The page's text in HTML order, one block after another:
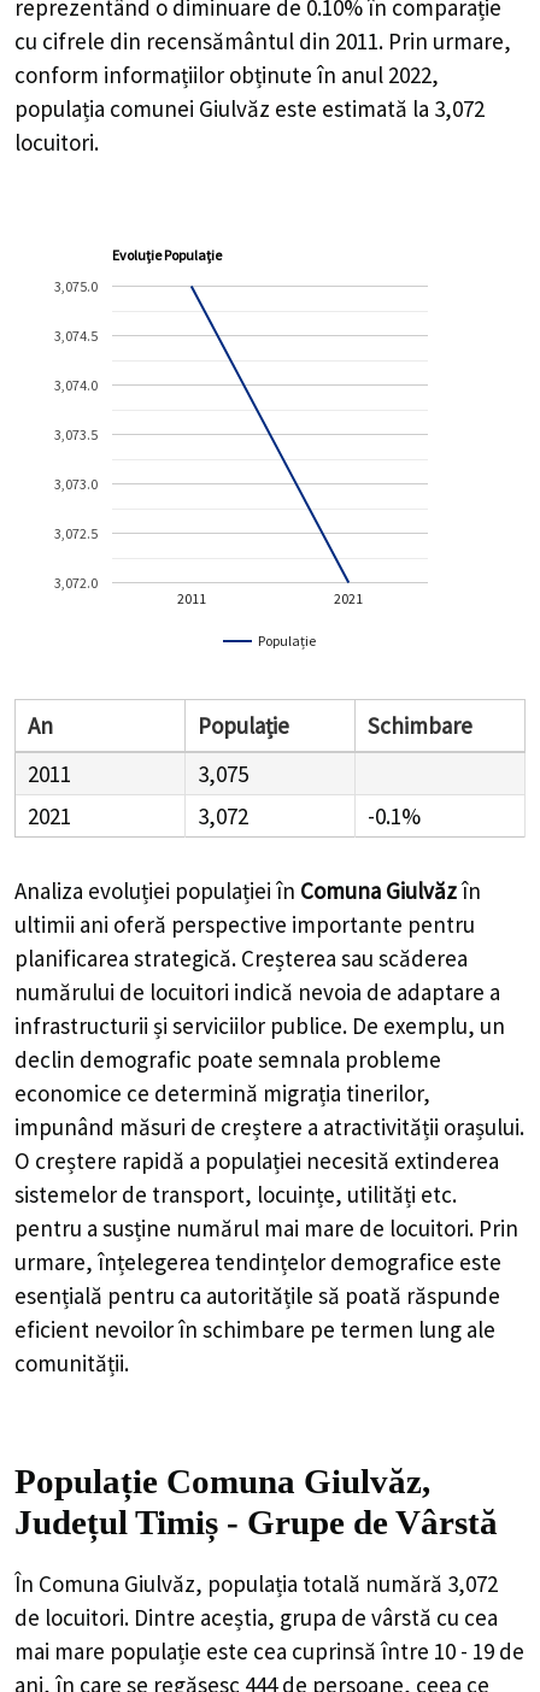
reprezentând o diminuare de 0.10%în comparație
cu cifrele din recensământul din 2011. Prin urmare,
conform informațiilor obținute în anul 2022,
populația comunei Giulvăz este estimată la 3,072
locuitori.
Evoluție Populație
Populație
2011 2021
3,072.0
3,072.5
3,073.0
3,073.5
3,074.0
3,074.5
3,075.0
An Populație
Schimbare
2011
3,075
2021
3,072 -0.1%
Analiza evoluției populației în Comuna Giulvăzîn
ultimii ani oferă perspective importante pentru
planificarea strategică. Creșterea sau scăderea
numărului de locuitori indică nevoia de adaptare a
infrastructurii și serviciilor publice. De exemplu, un
declin demografic poate semnala probleme
economice ce determină migrația tinerilor,
impunând măsuri de creștere a atractivității orașului.
O creștere rapidă a populației necesită extinderea
sistemelor de transport, locuințe, utilități etc.
pentru a susține numărul mai mare de locuitori. Prin
urmare, înțelegerea tendințelor demografice este
esențială pentru ca autoritățile să poată răspunde
eficient nevoilor în schimbare pe termen lung ale
comunității.
Populație Comuna Giulvăz,
Județul Timiș - Grupe de Vârstă
În Comuna Giulvăz, populația totală numără 3,072
de locuitori. Dintre aceștia, grupa de vârstă cu cea
mai mare populație este cea cuprinsă între 10 - 19 de
ani, în care se regăsesc 444 de persoane, ceea ce